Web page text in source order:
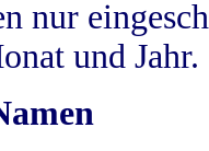
nur
und Jahr.